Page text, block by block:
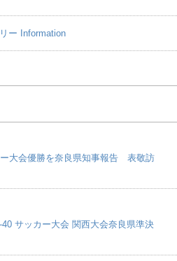
ー Information
大会優勝を奈良県知事報告 表敬訪
サッカー大会 関西大会奈良県準決